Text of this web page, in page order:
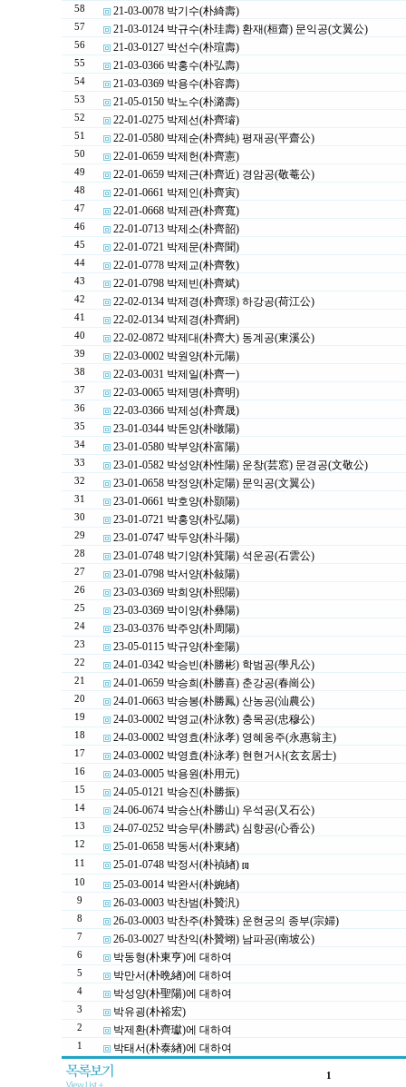
58 21-03-0078 박기수(朴綺壽)
57 21-03-0124 박규수(朴珪壽) 환재(桓齋) 문익공(文翼公)
56 21-03-0127 박선수(朴瑄壽)
55 21-03-0366 박홍수(朴弘壽)
54 21-03-0369 박용수(朴容壽)
53 21-05-0150 박노수(朴潞壽)
52 22-01-0275 박제선(朴齊璿)
51 22-01-0580 박제순(朴齊純) 평재공(平齋公)
50 22-01-0659 박제헌(朴齊憲)
49 22-01-0659 박제근(朴齊近) 경암공(敬菴公)
48 22-01-0661 박제인(朴齊寅)
47 22-01-0668 박제관(朴齊寬)
46 22-01-0713 박제소(朴齊韶)
45 22-01-0721 박제문(朴齊聞)
44 22-01-0778 박제교(朴齊敎)
43 22-01-0798 박제빈(朴齊斌)
42 22-02-0134 박제경(朴齊璟) 하강공(荷江公)
41 22-02-0134 박제경(朴齊絅)
40 22-02-0872 박제대(朴齊大) 동계공(東溪公)
39 22-03-0002 박원양(朴元陽)
38 22-03-0031 박제일(朴齊一)
37 22-03-0065 박제명(朴齊明)
36 22-03-0366 박제성(朴齊晟)
35 23-01-0344 박돈양(朴暾陽)
34 23-01-0580 박부양(朴富陽)
33 23-01-0582 박성양(朴性陽) 운창(芸窓) 문경공(文敬公)
32 23-01-0658 박정양(朴定陽) 문익공(文翼公)
31 23-01-0661 박호양(朴顥陽)
30 23-01-0721 박홍양(朴弘陽)
29 23-01-0747 박두양(朴斗陽)
28 23-01-0748 박기양(朴箕陽) 석운공(石雲公)
27 23-01-0798 박서양(朴敍陽)
26 23-03-0369 박희양(朴熙陽)
25 23-03-0369 박이양(朴彝陽)
24 23-03-0376 박주양(朴周陽)
23 23-05-0115 박규양(朴奎陽)
22 24-01-0342 박승빈(朴勝彬) 학범공(學凡公)
21 24-01-0659 박승희(朴勝喜) 춘강공(春崗公)
20 24-01-0663 박승봉(朴勝鳳) 산농공(汕農公)
19 24-03-0002 박영교(朴泳敎) 충목공(忠穆公)
18 24-03-0002 박영효(朴泳孝) 영혜옹주(永惠翁主)
17 24-03-0002 박영효(朴泳孝) 현현거사(玄玄居士)
16 24-03-0005 박용원(朴用元)
15 24-05-0121 박승진(朴勝振)
14 24-06-0674 박승산(朴勝山) 우석공(又石公)
13 24-07-0252 박승무(朴勝武) 심향공(心香公)
12 25-01-0658 박동서(朴東緖)
11 25-01-0748 박정서(朴禎緖) [1]
10 25-03-0014 박완서(朴婉緖)
9 26-03-0003 박찬범(朴贊汎)
8 26-03-0003 박찬주(朴贊珠) 운현궁의 종부(宗婦)
7 26-03-0027 박찬익(朴贊翊) 남파공(南坡公)
6 박동형(朴東亨)에 대하여
5 박만서(朴晩緖)에 대하여
4 박성양(朴聖陽)에 대하여
3 박유굉(朴裕宏)
2 박제환(朴齊瓛)에 대하여
1 박태서(朴泰緖)에 대하여
1